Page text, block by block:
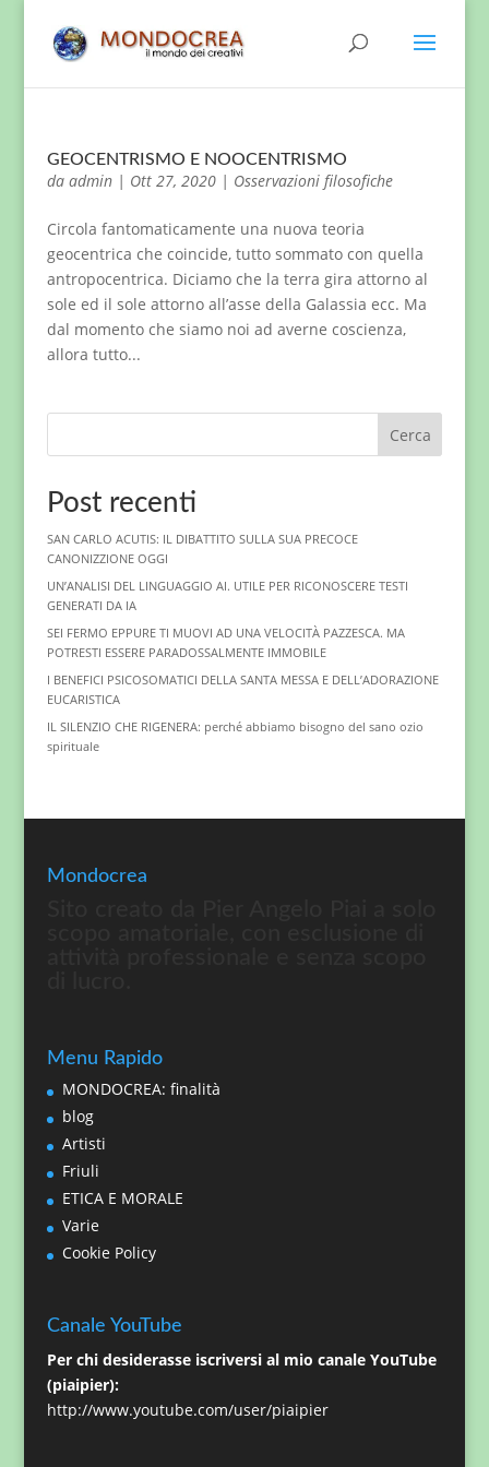
GEOCENTRISMO E NOOCENTRISMO
da admin| Ott 27, 2020| Osservazioni filosofiche
Circola fantomaticamente una nuova teoria
geocentrica che coincide, tutto sommato con quella
antropocentrica. Diciamo che la terra gira attorno al
sole ed il sole attorno all’asse della Galassia ecc. Ma
dal momento che siamo noi ad averne coscienza,
allora tutto...
Cerca
Post recenti
SAN CARLO ACUTIS: IL DIBATTITO SULLA SUA PRECOCE
CANONIZZIONE OGGI
UN’ANALISI DEL LINGUAGGIO AI. UTILE PER RICONOSCERE TESTI
GENERATI DA IA
SEI FERMO EPPURE TI MUOVI AD UNA VELOCITÀ PAZZESCA. MA
POTRESTI ESSERE PARADOSSALMENTE IMMOBILE
I BENEFICI PSICOSOMATICI DELLA SANTA MESSA E DELL’ADORAZIONE
EUCARISTICA
IL SILENZIO CHE RIGENERA: perché abbiamo bisogno del sano ozio
spirituale
Mondocrea
Menu Rapido
MONDOCREA: finalità
blog
Artisti
Friuli
ETICA E MORALE
Varie
Cookie Policy
Canale YouTube
Per chi desiderasse iscriversi al mio canale YouTube
(piaipier):
http://www.youtube.com/user/piaipier